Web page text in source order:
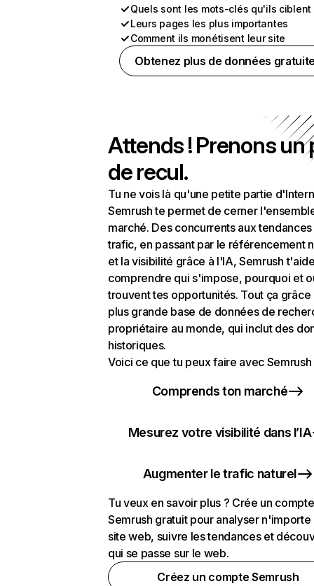
Quels sont les mots-clés qu'ils ciblent
Leurs pages les plus importantes
Comment ils monétisent leur site
Obtenez plus de données
Attends ! Prenons un
de recul.
Tu ne vois là qu'une petite partie
Semrush te permet de cerner
marché. Des concurrents aux
trafic, en passant par le référencement
et la visibilité grâce à l'IA, Semrush
comprendre qui s'impose, pourquoi et
trouvent tes opportunités. Tout ça grâce
plus grande base de données de
propriétaire au monde, qui inclut des
historiques.
Voici ce que tu peux faire avec Semrush
Comprends ton marché
Mesurez votre visibilité dans l’IA
Augmenter le trafic naturel
Tu veux en savoir plus ? Crée un compte
Semrush gratuit pour analyser n'importe
site web, suivre les tendances et
qui se passe sur le web.
Créez un compte Semrush